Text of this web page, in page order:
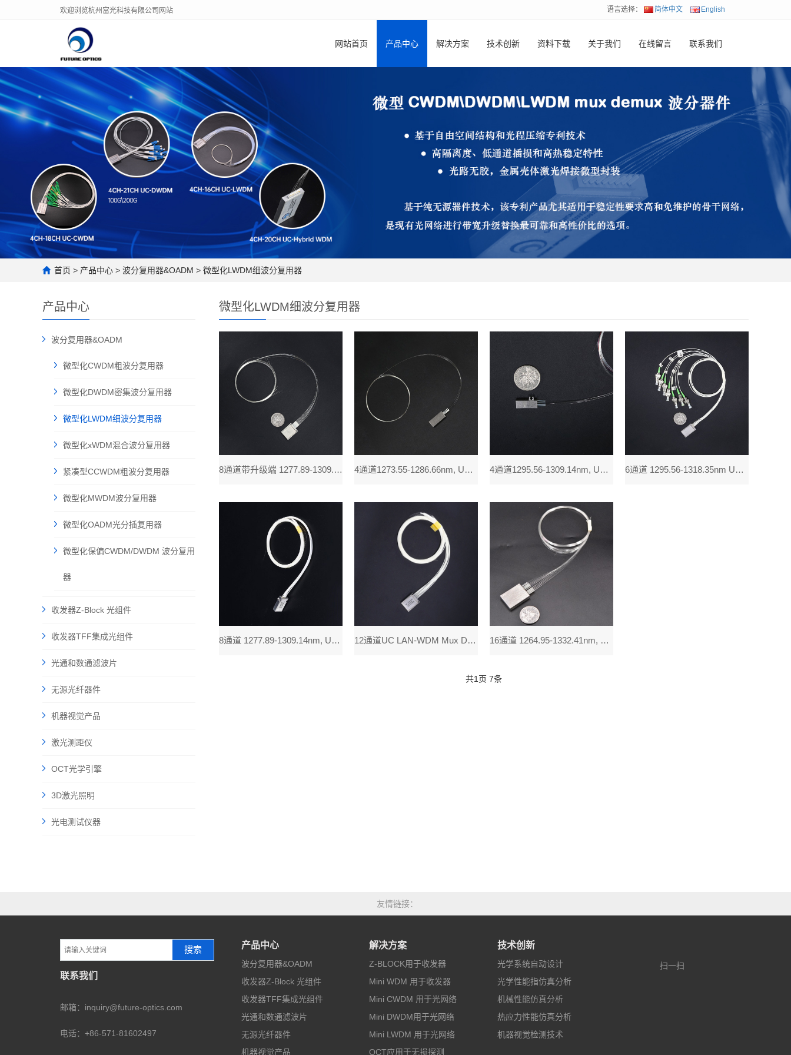
欢迎浏览杭州富光科技有限公司网站 语言选择： 简体中文 English
网站首页 产品中心 解决方案 技术创新 资料下载 关于我们 在线留言 联系我们
首页 > 产品中心 > 波分复用器&OADM > 微型化LWDM细波分复用器
产品中心
波分复用器&OADM
微型化CWDM粗波分复用器
微型化DWDM密集波分复用器
微型化LWDM细波分复用器
微型化xWDM混合波分复用器
紧凑型CCWDM粗波分复用器
微型化MWDM波分复用器
微型化OADM光分插复用器
微型化保偏CWDM/DWDM 波分复用
器
收发器Z-Block 光组件
收发器TFF集成光组件
光通和数通滤波片
无源光纤器件
机器视觉产品
激光测距仪
OCT光学引擎
3D激光照明
光电测试仪器
微型化LWDM细波分复用器
8通道带升级端 1277.89-1309.14nm, UC LAN-WDM Mu 4通道1273.55-1286.66nm, UC LAN-WDM Mux Dem 4通道1295.56-1309.14nm, UC LAN-WDM Mux Dem 6通道 1295.56-1318.35nm UC LAN-WDM Mux Dem
8通道 1277.89-1309.14nm, UC LAN-WDM Mux De 12通道UC LAN-WDM Mux Demux细波分复用&解复用器件, 16通道 1264.95-1332.41nm, UC LAN-WDM Mux D
共1 页 7条
友情链接
搜索
联系我们
邮箱：inquiry@future-optics.com
电话：+86-571-81602497
产品中心
波分复用器&OADM
收发器Z-Block 光组件
收发器TFF集成光组件
光通和数通滤波片
无源光纤器件
机器视觉产品
解决方案
Z-BLOCK用于收发器
Mini WDM 用于收发器
Mini CWDM 用于光网络
Mini DWDM用于光网络
Mini LWDM 用于光网络
OCT应用于无损探测
技术创新
光学系统自动设计
光学性能指仿真分析
机械性能仿真分析
热应力性能仿真分析
机器视觉检测技术
扫一扫